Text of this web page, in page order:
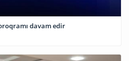
davam edir